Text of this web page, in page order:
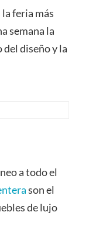
feria más
semana la
diseño y la
a todo el
son el
de lujo